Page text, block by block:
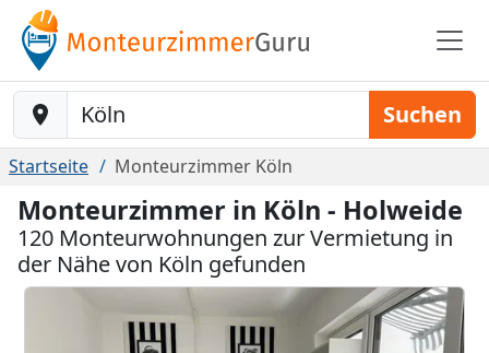
Baustelle-Location Suchen
Startseite Monteurzimmer Köln
Monteurzimmer in Köln - Holweide
120 Monteurwohnungen zur Vermietung in
der Nähe von Köln gefunden